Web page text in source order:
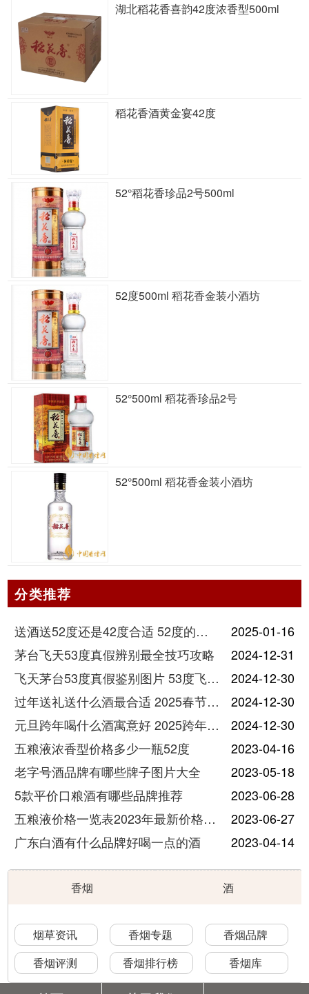
湖北稻花香喜韵42度浓香型500ml
稻花香酒黄金宴42度
52°稻花香珍品2号500ml
52度500ml 稻花香金装小酒坊
52°500ml 稻花香珍品2号
52°500ml 稻花香金装小酒坊
分类推荐
送酒送52度还是42度合适 52度的酒和42度的酒有什么区别
2025-01-16
茅台飞天53度真假辨别最全技巧攻略
2024-12-31
飞天茅台53度真假鉴别图片 53度飞天茅台怎么验真假
2024-12-30
过年送礼送什么酒最合适 2025春节送酒指南
2024-12-30
元旦跨年喝什么酒寓意好 2025跨年热门酒推荐
2024-12-30
五粮液浓香型价格多少一瓶52度
2023-04-16
老字号酒品牌有哪些牌子图片大全
2023-05-18
5款平价口粮酒有哪些品牌推荐
2023-06-28
五粮液价格一览表2023年最新价格及图片
2023-06-27
广东白酒有什么品牌好喝一点的酒
2023-04-14
香烟 酒
烟草资讯 香烟专题
香烟品牌
香烟评测
香烟排行榜 香烟库